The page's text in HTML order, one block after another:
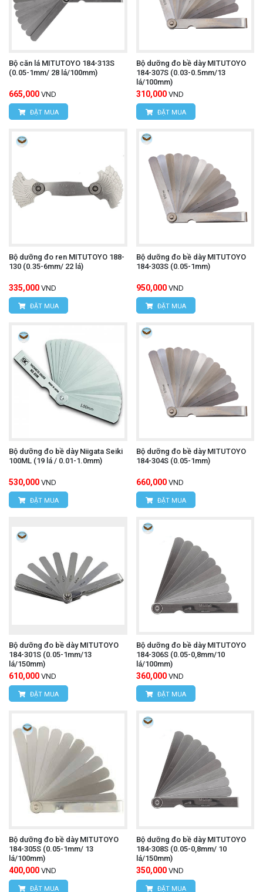
Bộ căn lá MITUTOYO 184-313S
(0.05-1mm/ 28 lá/100mm)
665,000 VND
ĐẶT MUA
Bộ dưỡng đo bề dày MITUTOYO
184-307S (0.03-0.5mm/13
lá/100mm)
310,000 VND
ĐẶT MUA
Bộ dưỡng đo ren MITUTOYO 188-
130 (0.35-6mm/ 22 lá)
335,000 VND
ĐẶT MUA
Bộ dưỡng đo bề dày MITUTOYO
184-303S (0.05-1mm)
950,000 VND
ĐẶT MUA
Bộ dưỡng đo bề dày Niigata Seiki
100ML (19 lá / 0.01-1.0mm)
530,000 VND
ĐẶT MUA
Bộ dưỡng đo bề dày MITUTOYO
184-304S (0.05-1mm)
660,000 VND
ĐẶT MUA
Bộ dưỡng đo bề dày MITUTOYO
184-301S (0.05-1mm/13
lá/150mm)
610,000 VND
ĐẶT MUA
Bộ dưỡng đo bề dày MITUTOYO
184-306S (0.05-0,8mm/10
lá/100mm)
360,000 VND
ĐẶT MUA
Bộ dưỡng đo bề dày MITUTOYO
184-305S (0.05-1mm/ 13
lá/100mm)
400,000 VND
ĐẶT MUA
Bộ dưỡng đo bề dày MITUTOYO
184-308S (0.05-0,8mm/ 10
lá/150mm)
350,000 VND
ĐẶT MUA